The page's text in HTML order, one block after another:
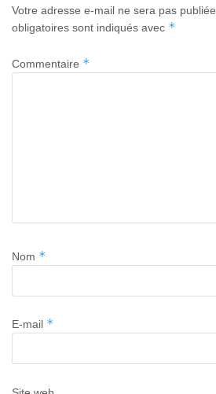
Votre adresse e-mail ne sera pas publiée.
obligatoires sont indiqués avec *
Commentaire *
Nom *
E-mail *